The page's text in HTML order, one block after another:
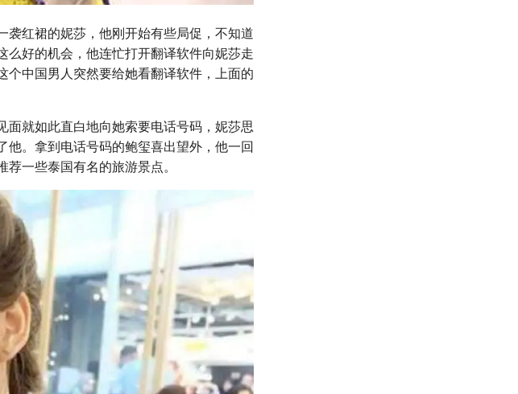
袭红裙的妮莎，他刚开始有些局促，不知道
么好的机会，他连忙打开翻译软件向妮莎走
个中国男人突然要给她看翻译软件，上面的
面就如此直白地向她索要电话号码，妮莎思
。拿到电话号码的鲍玺喜出望外，他一回
一些泰国有名的旅游景点。